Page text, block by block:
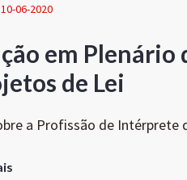
10-06-2020
em Plenário
de Lei
a Profissão de Intérprete